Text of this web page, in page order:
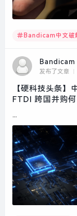
Bandicam中文破
Bandicam
发布了文章
【硬科技头条】
FTDI 跨国并购
...